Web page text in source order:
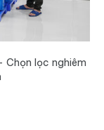
Chọn lọc nghiêm